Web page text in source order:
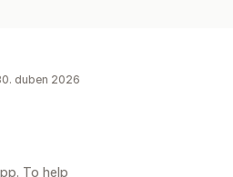
duben 2026
To help